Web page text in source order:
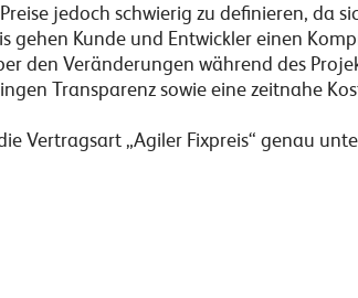
jedoch schwierig zu definieren, da
Kunde und Entwickler einen
den Veränderungen während des
Transparenz sowie eine zeitnahe
Vertragsart „Agiler Fixpreis“ genau